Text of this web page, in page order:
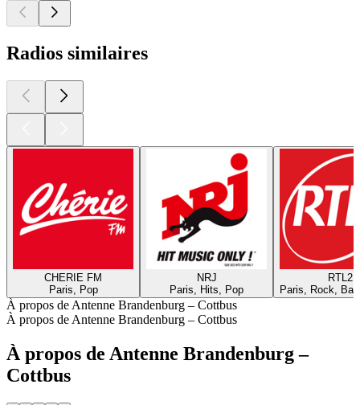
Radios similaires
CHERIE FM
Paris, Pop
NRJ
Paris, Hits, Pop
RTL2
Paris, Rock,
À propos de Antenne Brandenburg – Cottbus
À propos de Antenne Brandenburg – Cottbus
À propos de Antenne Brandenburg –
Cottbus